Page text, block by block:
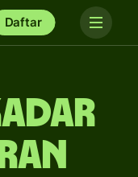
Daftar